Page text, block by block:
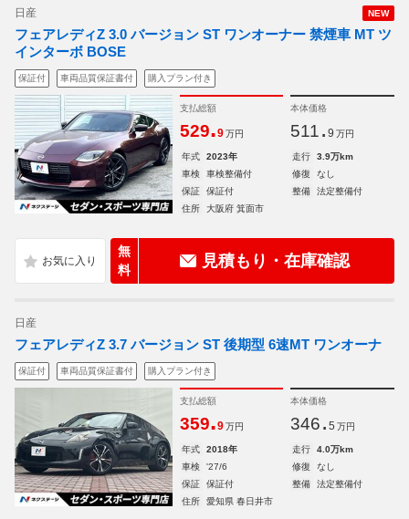
NEW
日産
フェアレディZ 3.0 バージョン ST ワンオーナー 禁煙車 MT ツ
インターボ BOSE
保証付 車両品質保証書付 購入プラン付き
支払総額
529.9 万円
本体価格
511. 9 万円
年式 2023年 走行
3.9万km
車検
車検整備付 修復
なし
保証
保証付 整備
法定整備付
住所
大阪府 箕面市
無
料
見積もり・在庫確認
日産
フェアレディZ 3.7 バージョン ST 後期型 6速MT ワンオーナ
保証付 車両品質保証書付 購入プラン付き
支払総額
359.9 万円
本体価格
346. 5 万円
年式 2018年 走行
4.0万km
車検
'27/6 修復
なし
保証
保証付 整備
法定整備付
住所
愛知県 春日井市